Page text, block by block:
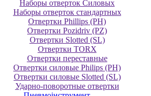
Наборы отверток Силовых
Наборы отверток стандартных
Отвертки Phillips (PH)
Отвертки Pozidriv (PZ)
Отвертки Slotted (SL)
Отвертки TORX
Отвертки переставные
Отвертки силовые Philips (PH)
Отвертки силовые Slotted (SL)
Ударно-поворотные отвертки